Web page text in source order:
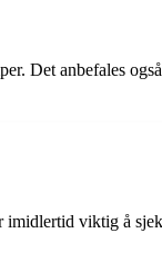
Det anbefales
viktig å